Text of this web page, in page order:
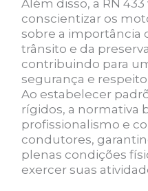
Além disso, a RN
conscientizar os
sobre a importância
trânsito e da
contribuindo para
segurança e
Ao estabelecer
rígidos, a normativa
profissionalismo e
condutores,
plenas condições
exercer suas